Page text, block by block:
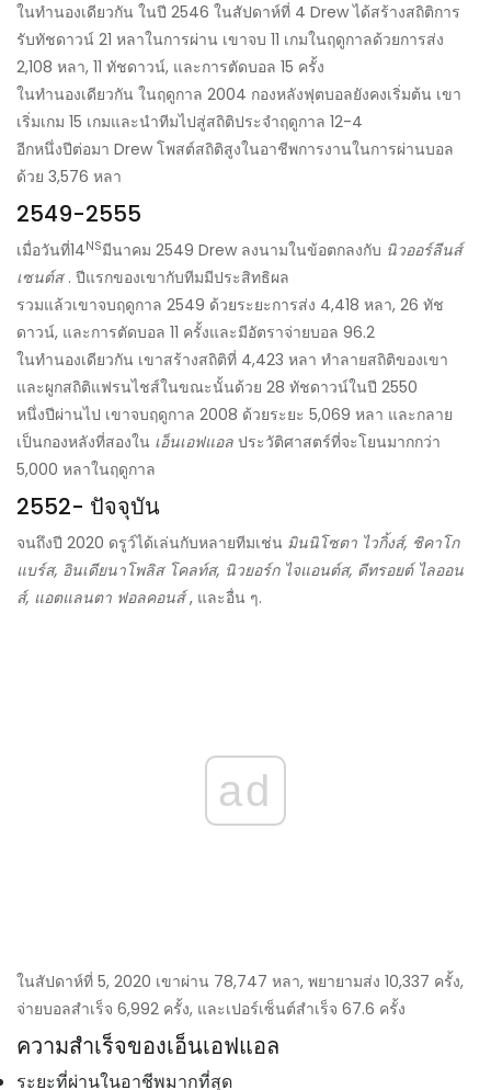
ในทำนองเดียวกัน ในปี 2546 ในสัปดาห์ที่ 4 Drew ได้สร้างสถิติการ
รับทัชดาวน์ 21 หลาในการผ่าน เขาจบ 11 เกมในฤดูกาลด้วยการส่ง
2,108 หลา, 11 ทัชดาวน์, และการตัดบอล 15 ครั้ง
ในทำนองเดียวกัน ในฤดูกาล 2004 กองหลังฟุตบอลยังคงเริ่มต้น เขา
เริ่มเกม 15 เกมและนำทีมไปสู่สถิติประจำฤดูกาล 12-4
อีกหนึ่งปีต่อมา Drew โพสต์สถิติสูงในอาชีพการงานในการผ่านบอล
ด้วย 3,576 หลา
2549-2555
เมื่อวันที่14NSมีนาคม 2549 Drew ลงนามในข้อตกลงกับ นิวออร์ลีนส์
เซนต์ส. ปีแรกของเขากับทีมมีประสิทธิผล
รวมแล้วเขาจบฤดูกาล 2549 ด้วยระยะการส่ง 4,418 หลา, 26 ทัช
ดาวน์, และการตัดบอล 11 ครั้งและมีอัตราจ่ายบอล 96.2
ในทำนองเดียวกัน เขาสร้างสถิติที่ 4,423 หลา ทำลายสถิติของเขา
และผูกสถิติแฟรนไชส์ในขณะนั้นด้วย 28 ทัชดาวน์ในปี 2550
หนึ่งปีผ่านไป เขาจบฤดูกาล 2008 ด้วยระยะ 5,069 หลา และกลาย
เป็นกองหลังที่สองใน เอ็นเอฟแอล ประวัติศาสตร์ที่จะโยนมากกว่า
5,000 หลาในฤดูกาล
2552- ปัจจุบัน
จนถึงปี 2020 ดรูว์ได้เล่นกับหลายทีมเช่น มินนิโซตา ไวกิ้งส์, ชิคาโก
แบร์ส, อินเดียนาโพลิส โคลท์ส, นิวยอร์ก ไจแอนต์ส, ดีทรอยต์ ไลออน
ส์, แอตแลนตา ฟอลคอนส์, และอื่น ๆ.
ad
ในสัปดาห์ที่ 5, 2020 เขาผ่าน 78,747 หลา, พยายามส่ง 10,337 ครั้ง,
จ่ายบอลสำเร็จ 6,992 ครั้ง, และเปอร์เซ็นต์สำเร็จ 67.6 ครั้ง
ความสำเร็จของเอ็นเอฟแอล
ระยะที่ผ่านในอาชีพมากที่สุด